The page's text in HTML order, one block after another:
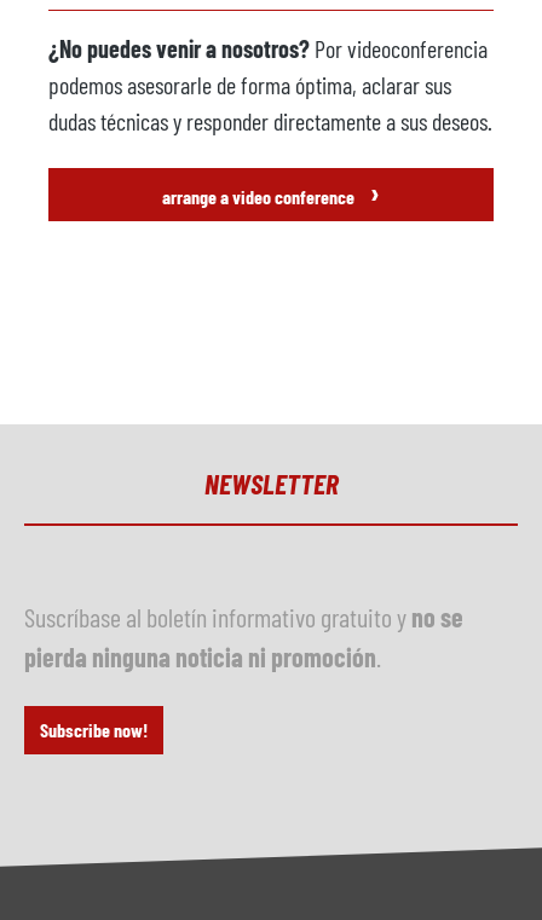
¿No puedes venir a nosotros? Por videoconferencia
podemos asesorarle de forma óptima, aclarar sus
dudas técnicas y responder directamente a sus deseos.
arrange a video conference ›
NEWSLETTER
Suscríbase al boletín informativo gratuito yno se
pierda ninguna noticia ni promoción
Subscribe now!